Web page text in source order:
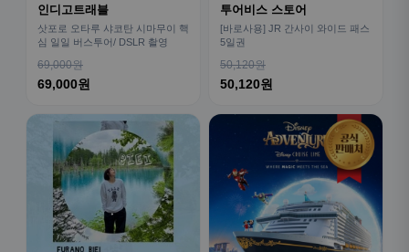
인디고트래블
삿포로 오타루 샤코탄 시마무이 핵
심 일일 버스투어/ DSLR 촬영
69,000원
69,000원
투어비스 스토어
[바로사용] JR 간사이 와이드 패스
5일권
50,120원
50,120원